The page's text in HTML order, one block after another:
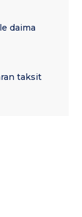
daima
taksit